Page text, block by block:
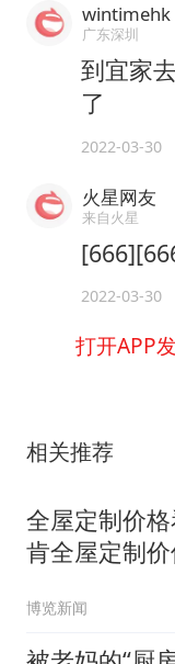
wintimehk
广东深圳
到宜家
了
2022-03-30
火星网友
来自火星
2022-03-30
打开APP
相关推荐
全屋定制价
肯全屋定制
博览新闻